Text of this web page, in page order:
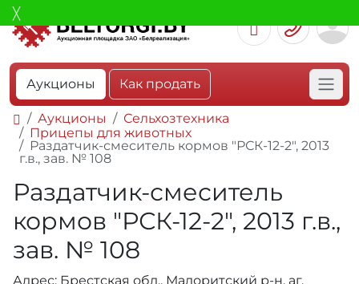
Аукционы Как продать
Аукционы
Сельхозтехника
Прицепы для животных
Раздатчик-смеситель кормов "РСК-12-2", 2013
г.в., зав. № 108
Раздатчик-смеситель
кормов "РСК-12-2", 2013 г.в.,
зав. № 108
Адрес: Брестская обл., Малоритский р-н, аг.